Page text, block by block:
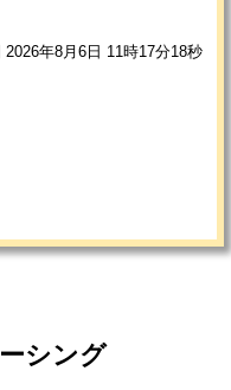
年8月6日 11時17分18秒
シング